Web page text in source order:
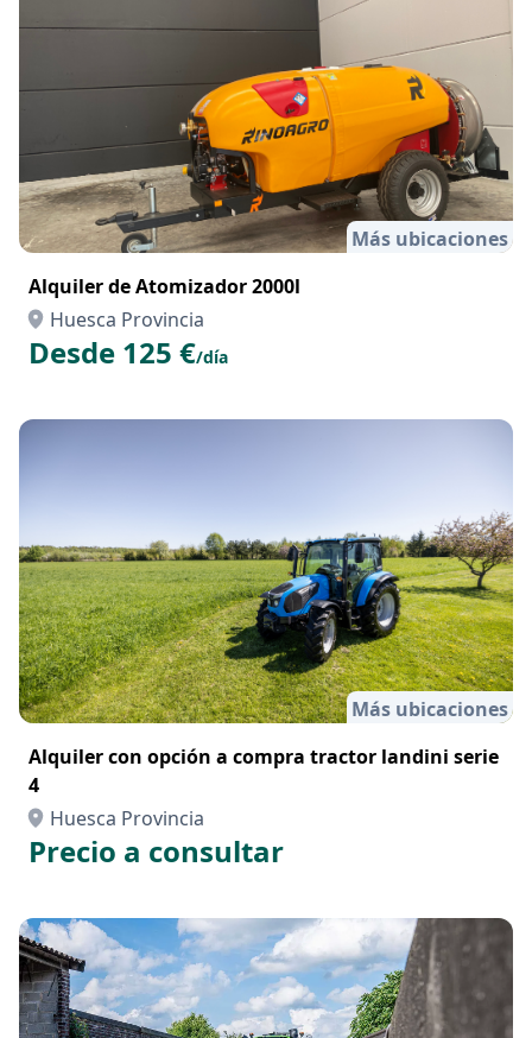
Más ubicaciones
Alquiler de Atomizador 2000l
Huesca Provincia
Desde 125 €/día
Más ubicaciones
Alquiler con opción a compra tractor landini serie
4
Huesca Provincia
Precio a consultar